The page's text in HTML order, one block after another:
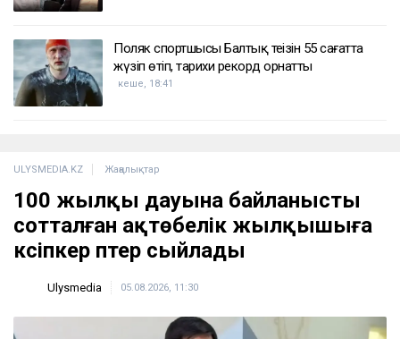
Поляк спортшысы Балтық теңізін 55 сағатта
жүзіп өтіп, тарихи рекорд орнатты
кеше, 18:41
ULYSMEDIA.KZ Жаңалықтар
100 жылқы дауына байланысты
сотталған ақтөбелік жылқышыға
кәсіпкер пәтер сыйлады
Ulysmedia 05.08.2026, 11:30